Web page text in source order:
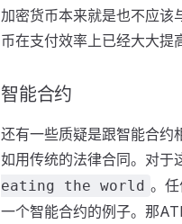
加密货币本来就是也不应该
币在支付效率上已经大大提
智能合约
还有一些质疑是跟智能合约
如用传统的法律合同。对于
eating the world 。
一个智能合约的例子。那